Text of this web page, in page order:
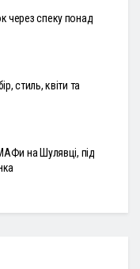
через спеку понад
стиль, квіти та
на Шулявці, під